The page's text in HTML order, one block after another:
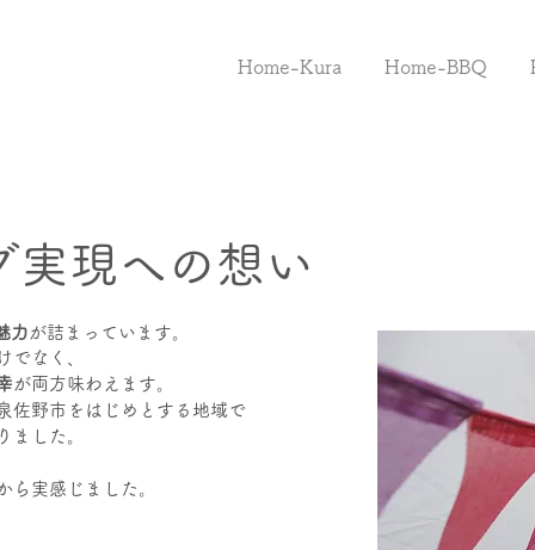
Home-Kura Home-BBQ
実現への想い
力 が詰まっています。
でなく、
が両方味わえます。
佐野市をはじめとする地域で
ました。
ら実感じました。